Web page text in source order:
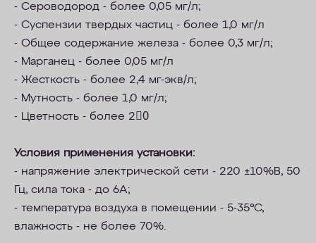
- Сероводород - более 0,05 мг/л;
- Суспензии твердых частиц - более 1,0 мг/л
- Общее содержание железа - более 0,3 мг/л;
- Марганец - более 0,05 мг/л
- Жесткость - более 2,4 мг-экв/л;
- Мутность - более 1,0 мг/л;
- Цветность - более 20ْ
Условия применения установки:
- напряжение электрической сети - 220 ±10%В, 50
Гц, сила тока - до 6А;
- температура воздуха в помещении - 5-35°С,
влажность - не более 70%.